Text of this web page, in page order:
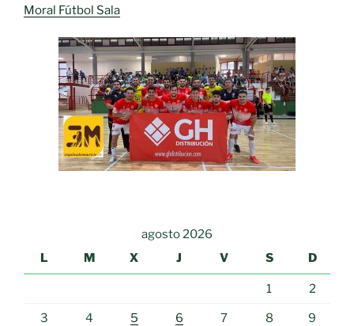
Moral Fútbol Sala
agosto 2026
L
M X J V S D
1 2
3 4 5 6 7 8 9